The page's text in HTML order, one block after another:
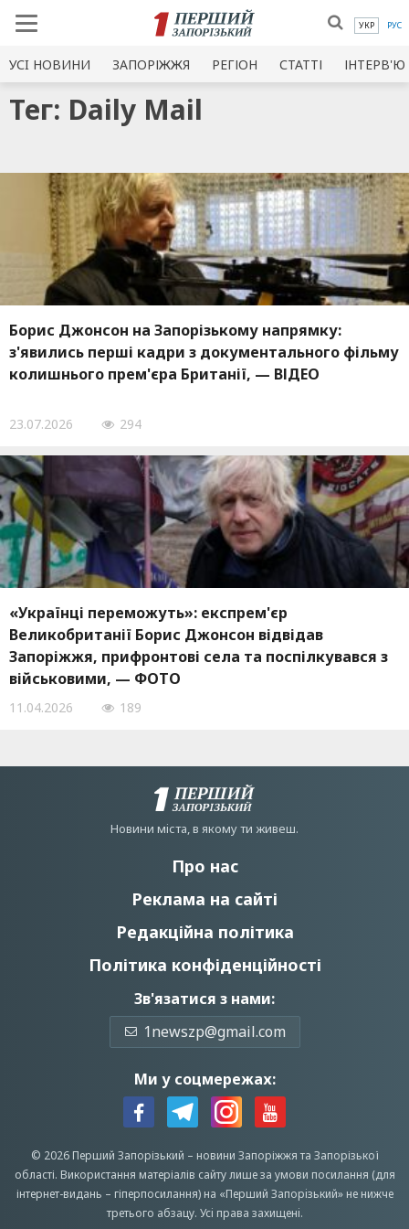
УКР РУС
УСI НОВИНИ ЗАПОРІЖЖЯ РЕГІОН СТАТТІ ІНТЕРВ'Ю
Тег: Daily Mail
Борис Джонсон на Запорізькому напрямку:
з'явились перші кадри з документального фільму
колишнього прем'єра Британії, — ВІДЕО
23.07.2026 294
«Українці переможуть»: експрем'єр
Великобританії Борис Джонсон відвідав
Запоріжжя, прифронтові села та поспілкувався з
військовими, — ФОТО
11.04.2026 189
Новини мiста, в якому ти живеш.
Про нас
Реклама на сайті
Редакційна політика
Політика конфіденційності
Зв'язатися з нами:
1newszp@gmail.com
Ми у соцмережах:
© 2026 Перший Запорізький – новини Запоріжжята Запорізької
області. Використання матеріалів сайту лише за умови посилання (для
інтернет-видань – гіперпосилання) на «Перший Запорiзький» не нижче
третього абзацу. Усi права захищенi.